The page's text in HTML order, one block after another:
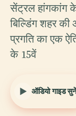
सेंट्रल हांगकांग
बिल्डिंग शहर
प्रगति का एक
के 15वें
ऑडियो गाइड